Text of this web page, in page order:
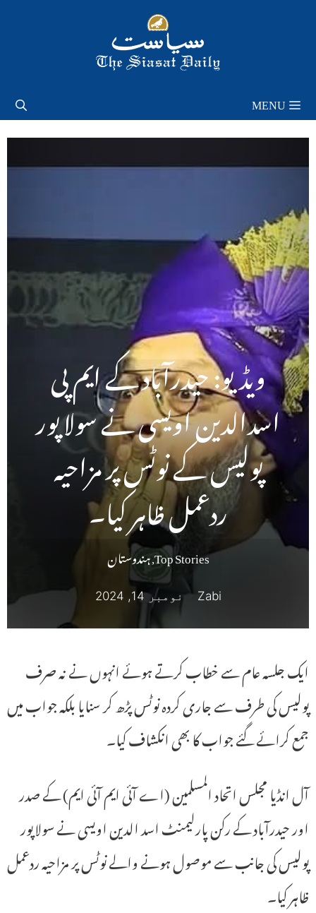
MENU
ویڈیو: حیدرآباد کے ایم پی
اسدالدین اویسی نے سولاپور
پولیس کے نوٹس پر مزاحیہ
ردعمل ظاہر کیا۔
Top Stories
,ہندوستان
Zabi نومبر 14, 2024
ایک جلسہ عام سے خطاب کرتے ہوئے انہوں نے نہ صرف
پولیس کی طرف سے جاری کردہ نوٹس پڑھ کر سنایا بلکہ جواب میں
جمع کرائے گئے جواب کا بھی انکشاف کیا۔
آل انڈیا مجلس اتحاد المسلمین (اے آئی ایم آئی ایم) کے صدر
اور حیدرآباد کے رکن پارلیمنٹ اسد الدین اویسی نے سولاپور
پولیس کی جانب سے موصول ہونے والے نوٹس پر مزاحیہ ردعمل
ظاہر کیا۔